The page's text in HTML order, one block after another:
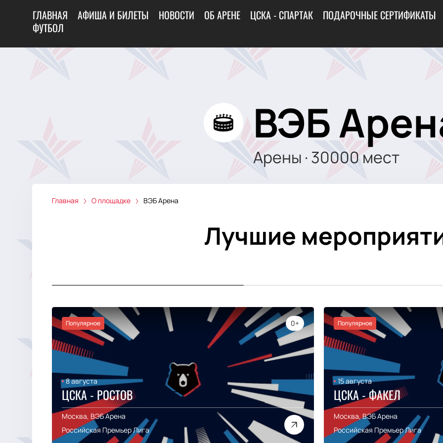
ГЛАВНАЯ АФИША И БИЛЕТЫ НОВОСТИ ОБ АРЕНЕ ЦСКА - СПАРТАК ПОДАРОЧНЫЕ СЕРТИФИКАТЫ
ФУТБОЛ
ВЭБ
Арены ·30000 мест
Главная О площадке ВЭБ Арена
Лучшие
Популярное 0+
8 августа
ЦСКА - РОСТОВ
Москва, ВЭБ Арена
Российская Премьер Лига
Популярное
15 августа
ЦСКА - ФАКЕЛ
Москва, ВЭБ Арена
Российская Премьер Лига